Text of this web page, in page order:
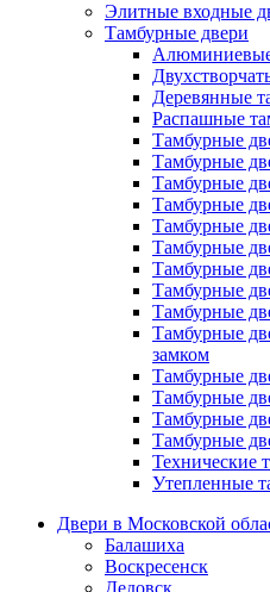
Элитные входные
Тамбурные двери
Деревянные
Распашные
Тамбурные
Тамбурные
Тамбурные
Тамбурные
Тамбурные
Тамбурные
Тамбурные
Тамбурные
Тамбурные
Тамбурные
замком
Тамбурные
Тамбурные
Тамбурные
Тамбурные
Технические
Утепленные
Двери в Московской
Балашиха
Воскресенск
Дедовск